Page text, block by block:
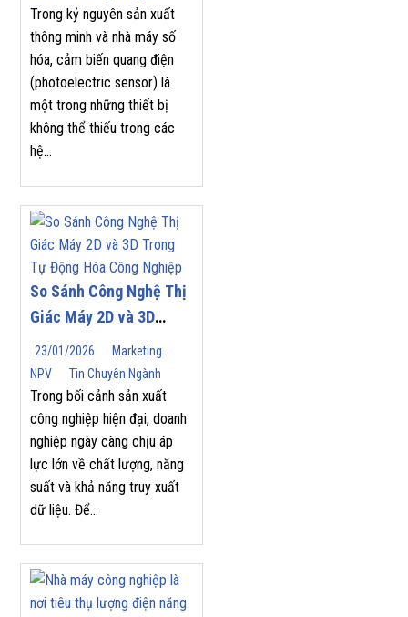
Hóa Công Nghiệp
Trong kỷ nguyên sản xuất
thông minh và nhà máy số
hóa, cảm biến quang điện
(photoelectric sensor) là
một trong những thiết bị
không thể thiếu trong các
hệ...
So Sánh Công Nghệ Thị
Giác Máy 2D và 3D
Trong Tự Động Hóa
Công Nghiệp
23/01/2026
Marketing
NPV
Tin Chuyên Ngành
Trong bối cảnh sản xuất
công nghiệp hiện đại, doanh
nghiệp ngày càng chịu áp
lực lớn về chất lượng, năng
suất và khả năng truy xuất
dữ liệu. Để...